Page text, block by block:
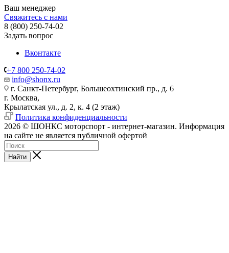
Ваш менеджер
Свяжитесь с нами
8 (800) 250-74-02
Задать вопрос
Вконтакте
+7 800 250-74-02
info@shonx.ru
г. Санкт-Петербург, Большеохтинский пр., д. 6
г. Москва,
Крылатская ул., д. 2, к. 4 (2 этаж)
Политика конфиденциальности
2026 © ШОНКС моторспорт - интернет-магазин. Информация
на сайте не является публичной офертой
Найти